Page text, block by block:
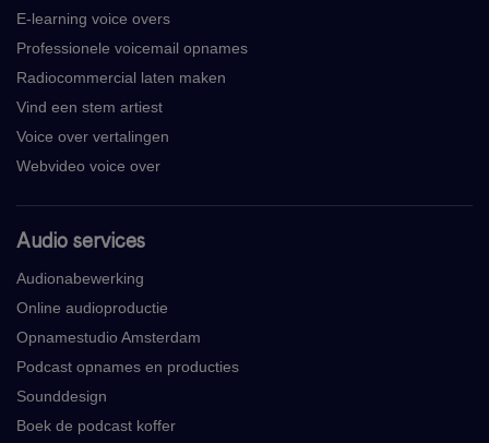
E-learning voice overs
Professionele voicemail opnames
Radiocommercial laten maken
Vind een stem artiest
Voice over vertalingen
Webvideo voice over
Audio services
Audionabewerking
Online audioproductie
Opnamestudio Amsterdam
Podcast opnames en producties
Sounddesign
Boek de podcast koffer